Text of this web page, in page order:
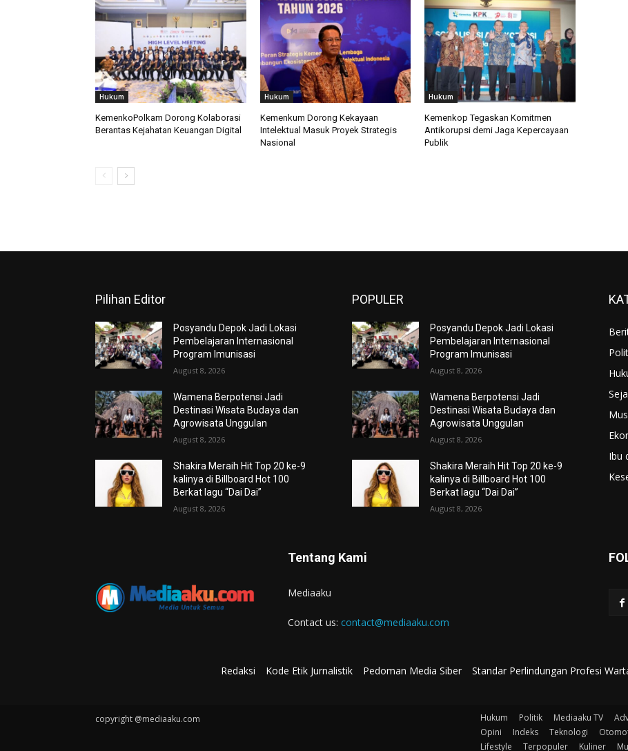
Hukum
KemenkoPolkam Dorong Kolaborasi
Berantas Kejahatan Keuangan Digital
Hukum
Kemenkum Dorong Kekayaan
Intelektual Masuk Proyek Strategis
Nasional
Hukum
Kemenkop Tegaskan Komitmen
Antikorupsi demi Jaga Kepercayaan
Publik
Pilihan Editor
Posyandu Depok Jadi Lokasi
Pembelajaran Internasional
Program Imunisasi
August 8, 2026
Wamena Berpotensi Jadi
Destinasi Wisata Budaya dan
Agrowisata Unggulan
August 8, 2026
Shakira Meraih Hit Top 20 ke-9
kalinya di Billboard Hot 100
Berkat lagu “Dai Dai”
August 8, 2026
POPULER
Posyandu Depok Jadi Lokasi
Pembelajaran Internasional
Program Imunisasi
August 8, 2026
Wamena Berpotensi Jadi
Destinasi Wisata Budaya dan
Agrowisata Unggulan
August 8, 2026
Shakira Meraih Hit Top 20 ke-9
kalinya di Billboard Hot 100
Berkat lagu “Dai Dai”
August 8, 2026
Ibu
Tentang Kami
Mediaaku
Contact us: contact@mediaaku.com
Redaksi Kode Etik Jurnalistik Pedoman Media Siber Standar Perlindungan Profesi
copyright @mediaaku.com Hukum Politik Mediaaku TV
Opini
Indeks Teknologi
Lifestyle
Terpopuler Kuliner